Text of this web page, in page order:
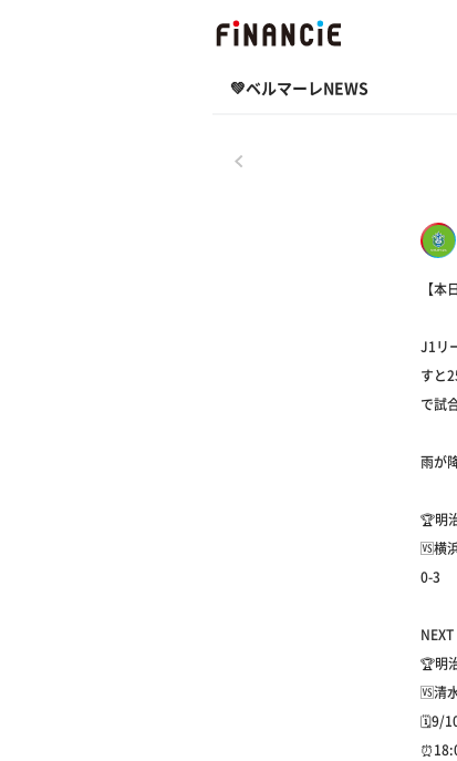
💚ベルマーレNEWS
【本
J1リ
すと
で試
雨が
🏆明
🆚横
0-3
🏆明
🆚清
🗓9/10